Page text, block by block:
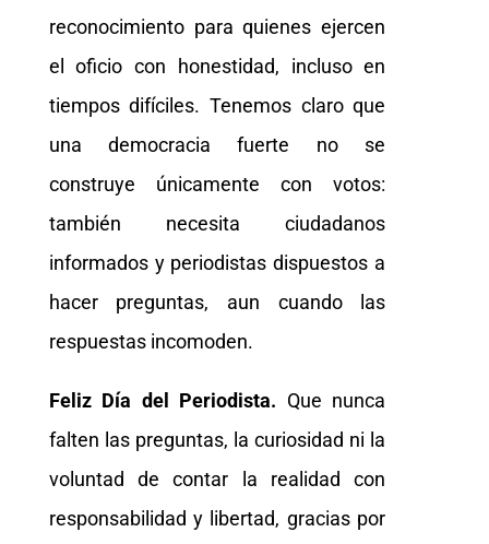
reconocimiento para quienes ejercen
el oficio con honestidad, incluso en
tiempos difíciles. Tenemos claro que
una democracia fuerte no se
construye únicamente con votos:
también necesita ciudadanos
informados y periodistas dispuestos a
hacer preguntas, aun cuando las
respuestas incomoden.
Feliz Día del Periodista. Que nunca
falten las preguntas, la curiosidad ni la
voluntad de contar la realidad con
responsabilidad y libertad, gracias por